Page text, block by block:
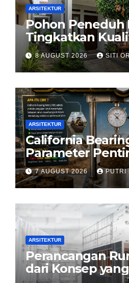
ARSITEKTUR
Pohon Peneduh
Tingkatkan
Arsitektur
8 AUGUST 2026 SITI
ARSITEKTUR
California
Parameter
Tanah
7 AUGUST 2026 PUTRI
ARSITEKTUR
Perancangan
dari Konsep